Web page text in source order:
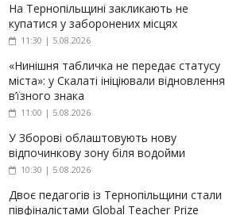
На Тернопільщині закликають не
купатися у заборонених місцях
11:30 | 5.08.2026
«Нинішня табличка не передає статусу
міста»: у Скалаті ініціювали відновлення
в’їзного знака
11:00 | 5.08.2026
У Зборові облаштовують нову
відпочинкову зону біля водойми
10:30 | 5.08.2026
Двоє педагогів із Тернопільщини стали
півфіналістами Global Teacher Prize